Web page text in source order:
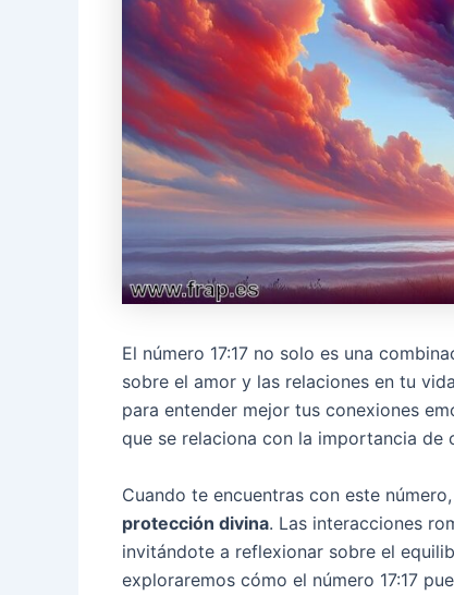
El número 17:17 no solo es una
sobre el amor y las relaciones en tu
para entender mejor tus conexiones
que se relaciona con la importancia
Cuando te encuentras con este
protección divina. Las interacciones
invitándote a reflexionar sobre el
exploraremos cómo el número 17:17